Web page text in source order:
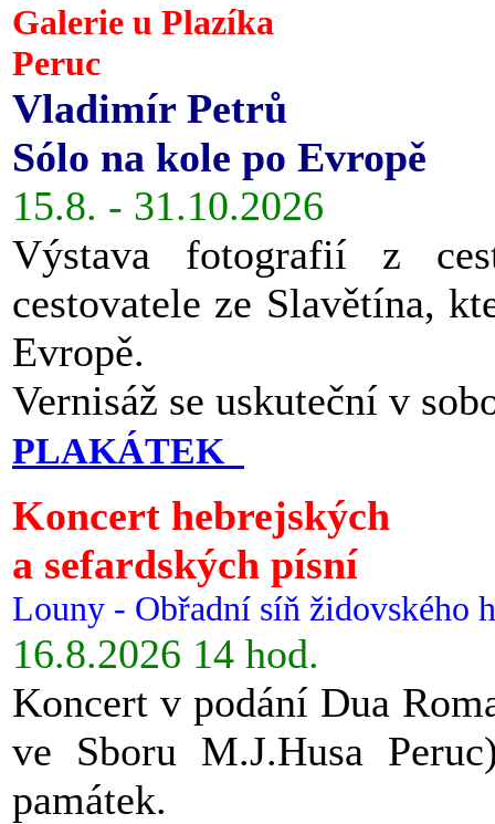
Galerie u Plazíka
Peruc
Vladimír Petrů
Sólo na kole po Evropě
15.8. - 31.10.2026
Výstava fotografií z
cestovatele ze Slavětína,
Evropě.
Vernisáž se uskuteční v
PLAKÁTEK
Koncert hebrejských
a sefardských písní
Louny - Obřadní síň židovského
16.8.2026 14 hod.
Koncert v podání Dua
ve Sboru M.J.Husa
památek.